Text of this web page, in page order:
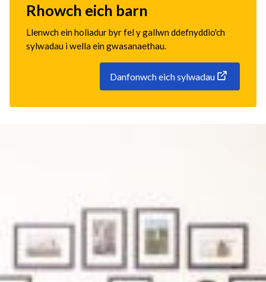
Rhowch eich barn
Llenwch ein holiadur byr fel y gallwn ddefnyddio'ch
sylwadau i wella ein gwasanaethau.
Danfonwch eich sylwadau